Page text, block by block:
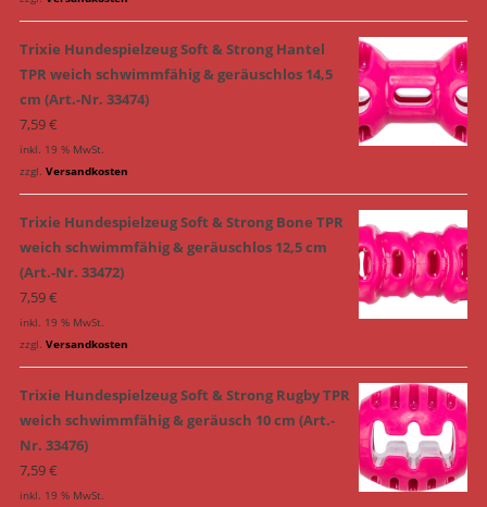
Trixie Hundespielzeug Soft & Strong Hantel
TPR weich schwimmfähig & geräuschlos 14,5
cm (Art.-Nr. 33474)
7,59€
inkl. 19 % MwSt.
zzgl. Versandkosten
Trixie Hundespielzeug Soft & Strong Bone TPR
weich schwimmfähig & geräuschlos 12,5 cm
(Art.-Nr. 33472)
7,59€
inkl. 19 % MwSt.
zzgl. Versandkosten
Trixie Hundespielzeug Soft & Strong Rugby TPR
weich schwimmfähig & geräusch 10 cm (Art.-
Nr. 33476)
7,59€
inkl. 19 % MwSt.